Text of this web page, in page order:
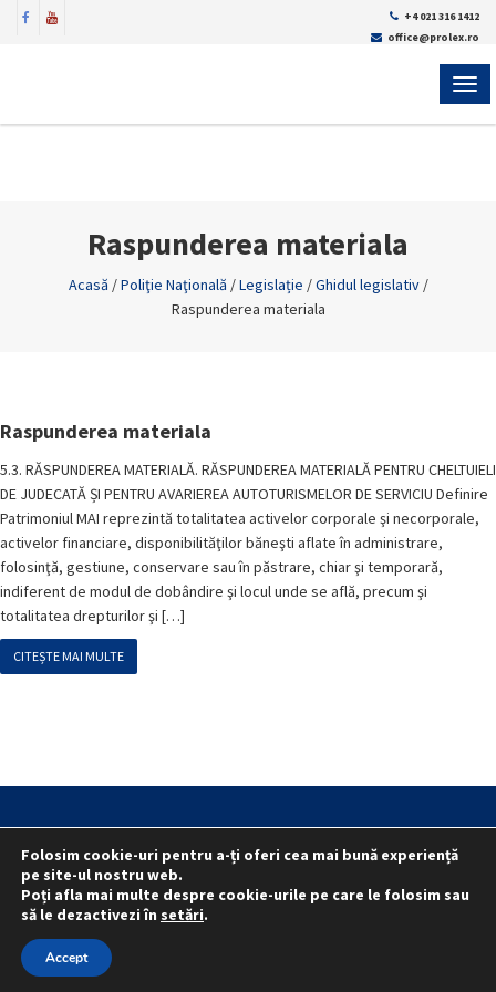
+4 021 316 1412
office@prolex.ro
Raspunderea materiala
Acasă /Poliţie Naţională /Legislație /Ghidul legislativ/
Raspunderea materiala
Raspunderea materiala
5.3. RĂSPUNDEREA MATERIALĂ. RĂSPUNDEREA MATERIALĂ PENTRU CHELTUIELI
DE JUDECATĂ ȘI PENTRU AVARIEREA AUTOTURISMELOR DE SERVICIU Definire
Patrimoniul MAI reprezintă totalitatea activelor corporale şi necorporale,
activelor financiare, disponibilităţilor băneşti aflate în administrare,
folosinţă, gestiune, conservare sau în păstrare, chiar şi temporară,
indiferent de modul de dobândire şi locul unde se află, precum şi
totalitatea drepturilor şi […]
CITEȘTE MAI MULTE
Reprezentativitate I.G.P.R. și I.P.J.-uri
Politica folosirii cookie-urilor
Politica de confidențialitate
Folosim cookie-uri pentru a-ți oferi cea mai bună experiență
pe site-ul nostru web.
Poți afla mai multe despre cookie-urile pe care le folosim sau
să le dezactivezi în setări.
Accept